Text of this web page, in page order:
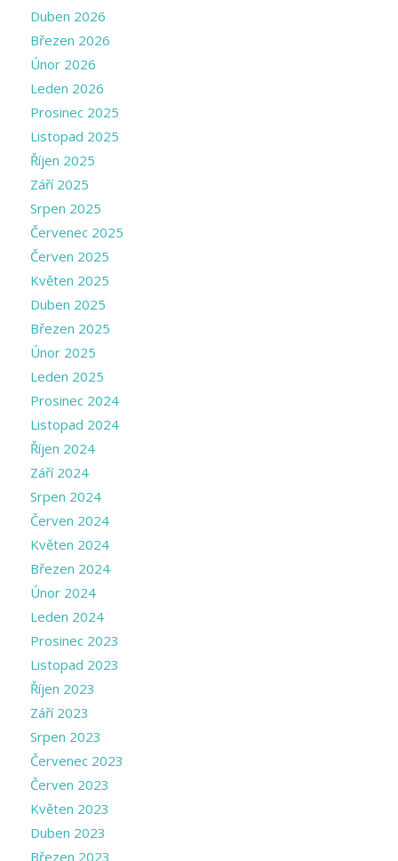
Duben 2026
Březen 2026
Únor 2026
Leden 2026
Prosinec 2025
Listopad 2025
Říjen 2025
Září 2025
Srpen 2025
Červenec 2025
Červen 2025
Květen 2025
Duben 2025
Březen 2025
Únor 2025
Leden 2025
Prosinec 2024
Listopad 2024
Říjen 2024
Září 2024
Srpen 2024
Červen 2024
Květen 2024
Březen 2024
Únor 2024
Leden 2024
Prosinec 2023
Listopad 2023
Říjen 2023
Září 2023
Srpen 2023
Červenec 2023
Červen 2023
Květen 2023
Duben 2023
Březen 2023